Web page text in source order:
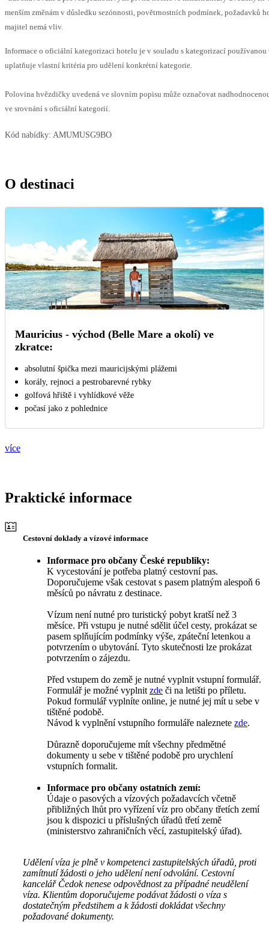
menším změnám v důsledku sezónnosti, povětrnostních podmínek, požadavků
majitel nemá vliv.
Informace o oficiální kategorizaci hotelu je v souladu s kategorizací používanou
uplatňuje vlastní kritéria pro udělení konkrétní kategorie.
Polovina hvězdičky uvedená ve slovním popisu může označovat
ve srovnání s oficiální kategorií.
Kód nabídky: AMUMUSG9BO
O destinaci
Mauricius - východ (Belle Mare a okolí) ve
zkratce:
absolutní špička mezi mauricijskými plážemi
korály, rejnoci a pestrobarevné rybky
golfová hřiště i vyhlídkové věže
počasí jako z pohlednice
více
Praktické informace
Cestovní doklady a vízové informace
Informace pro občany České republiky:
K vycestování je potřeba platný cestovní pas.
Doporučujeme však cestovat s pasem platným alespoň 6
měsíců po návratu z destinace.
Vízum není nutné pro turistický pobyt kratší než 3
měsíce. Při vstupu je nutné sdělit účel cesty, prokázat se
pasem splňujícím podmínky výše, zpáteční letenkou a
potvrzením o ubytování. Tyto skutečnosti lze prokázat
potvrzením o zájezdu.
Před vstupem do země je nutné vyplnit vstupní formulář.
Formulář je možné vyplnit zde či na letišti po příletu.
Pokud formulář vyplníte online, je nutné jej mít u sebe v
tištěné podobě.
Návod k vyplnění vstupního formuláře naleznete zde.
Důrazně doporučujeme mít všechny předmětné
dokumenty u sebe v tištěné podobě pro urychlení
vstupních formalit.
Informace pro občany ostatních zemí:
Údaje o pasových a vízových požadavcích včetně
přibližných lhůt pro vyřízení víz pro občany třetích zemí
jsou k dispozici u příslušných úřadů třetí země
(ministerstvo zahraničních věcí, zastupitelský úřad).
Udělení víza je plně v kompetenci zastupitelských úřadů, proti
zamítnutí žádosti o jeho udělení není odvolání. Cestovní
kancelář Čedok nenese odpovědnost za případné neudělení
víza. Klientům doporučujeme podávat žádosti o víza s
dostatečným předstihem a k žádosti dokládat všechny
požadované dokumenty.